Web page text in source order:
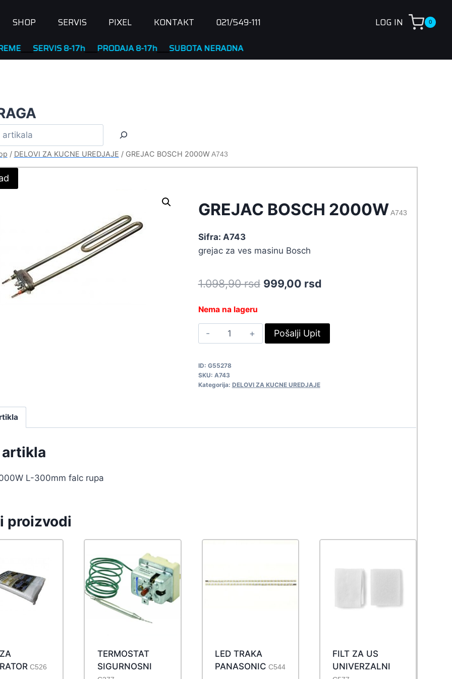
SHOP SERVIS PIXEL KONTAKT 021/549-111 LOG IN 0
SERVIS 8-17h____PRODAJA 8-17h____SUBOTA NERADNA
/ DELOVI ZA KUCNE UREDJAJE / GREJAC BOSCH 2000WA743
GREJAC BOSCH 2000W A743
Sifra: A743
grejac za ves masinu Bosch
1.098,90rsd Original
1.098,90 rsd.
999,00 rsdCurrent
Nema na lageru
GREJAC
BOSCH
A743
quantity
Pošalji Upit
ID: G55278
SKU: A743
Kategorija: DELOVI ZA KUCNE UREDJAJE
L-300mm falc rupa
proizvodi
C526
TERMOSTAT
SIGURNOSNI
LED TRAKA
PANASONIC C544
FILT ZA US
UNIVERZALNI